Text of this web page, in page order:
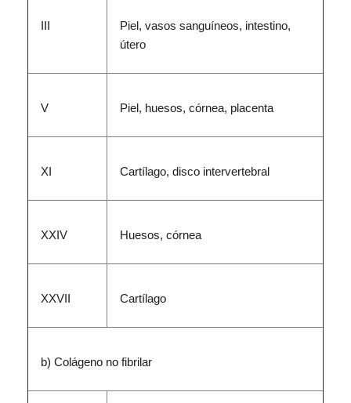
III
Piel, vasos sanguíneos, intestino,
útero
V Piel, huesos, córnea, placenta
XI Cartílago, disco intervertebral
XXIV Huesos, córnea
XXVII Cartílago
b) Colágeno no fibrilar